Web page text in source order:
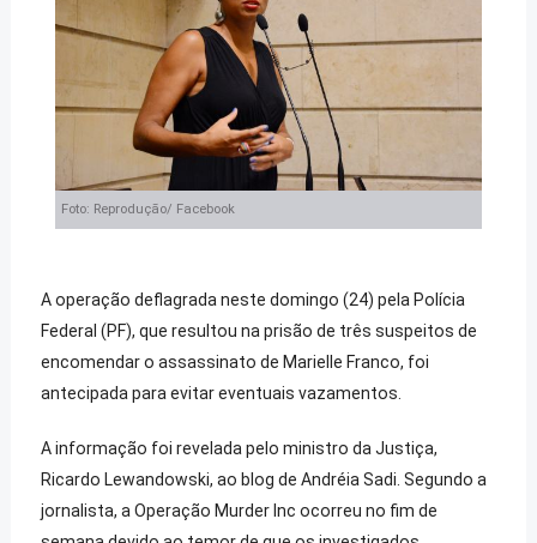
Foto: Reprodução/ Facebook
A operação deflagrada neste domingo (24) pela Polícia
Federal (PF), que resultou na prisão de três suspeitos de
encomendar o assassinato de Marielle Franco, foi
antecipada para evitar eventuais vazamentos.
A informação foi revelada pelo ministro da Justiça,
Ricardo Lewandowski, ao blog de Andréia Sadi. Segundo a
jornalista, a Operação Murder Inc ocorreu no fim de